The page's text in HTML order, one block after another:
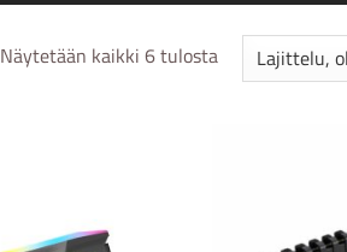
Näytetään kaikki 6 tulosta